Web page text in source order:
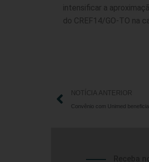
intensificar a
do CREF14/GO-TO na
NOTÍCIA ANTERIOR